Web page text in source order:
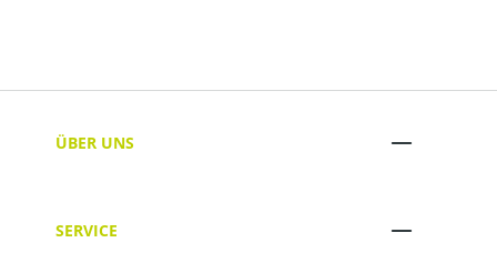
ÜBER UNS
SERVICE